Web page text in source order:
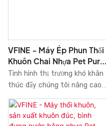
VFINE - Máy Ép Phun Thổi
Khuôn Chai Nhựa Pet Pure
Mine
Tình hình thị trường khó khăn
thúc đẩy chúng tôi nâng cao
năng lực cạnh tranh về công
nghệ. Chúng tôi đã thực hiện
nhiều thử nghiệm để cải tiến